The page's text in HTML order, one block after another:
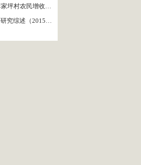
农民增收调研报告
述（2015～2020）